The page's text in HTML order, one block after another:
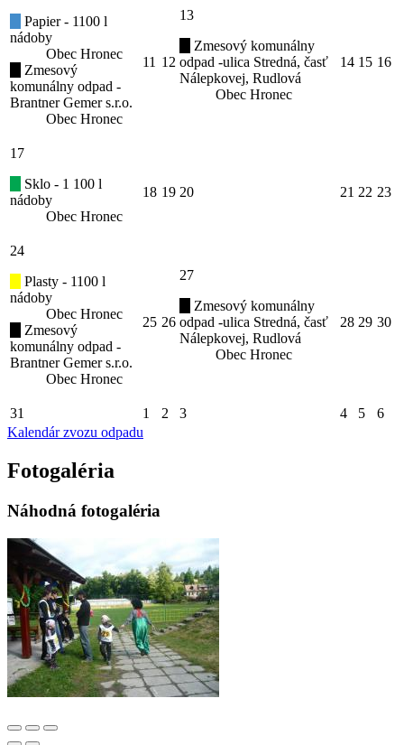
Papier - 1100 l
nádoby
Obec Hronec
Zmesový
komunálny odpad -
Brantner Gemer s.r.o.
Obec Hronec
11 12
13
Zmesový komunálny
odpad -ulica Stredná, časť
Nálepkovej, Rudlová
Obec Hronec
14 15 16
17
Sklo - 1 100 l
nádoby
Obec Hronec
18 19 20 21 22 23
24
Plasty - 1100 l
nádoby
Obec Hronec
Zmesový
komunálny odpad -
Brantner Gemer s.r.o.
Obec Hronec
25 26
27
Zmesový komunálny
odpad -ulica Stredná, časť
Nálepkovej, Rudlová
Obec Hronec
28 29 30
31 1 2 3 4 5
6
Kalendár zvozu odpadu
Fotogaléria
Náhodná fotogaléria